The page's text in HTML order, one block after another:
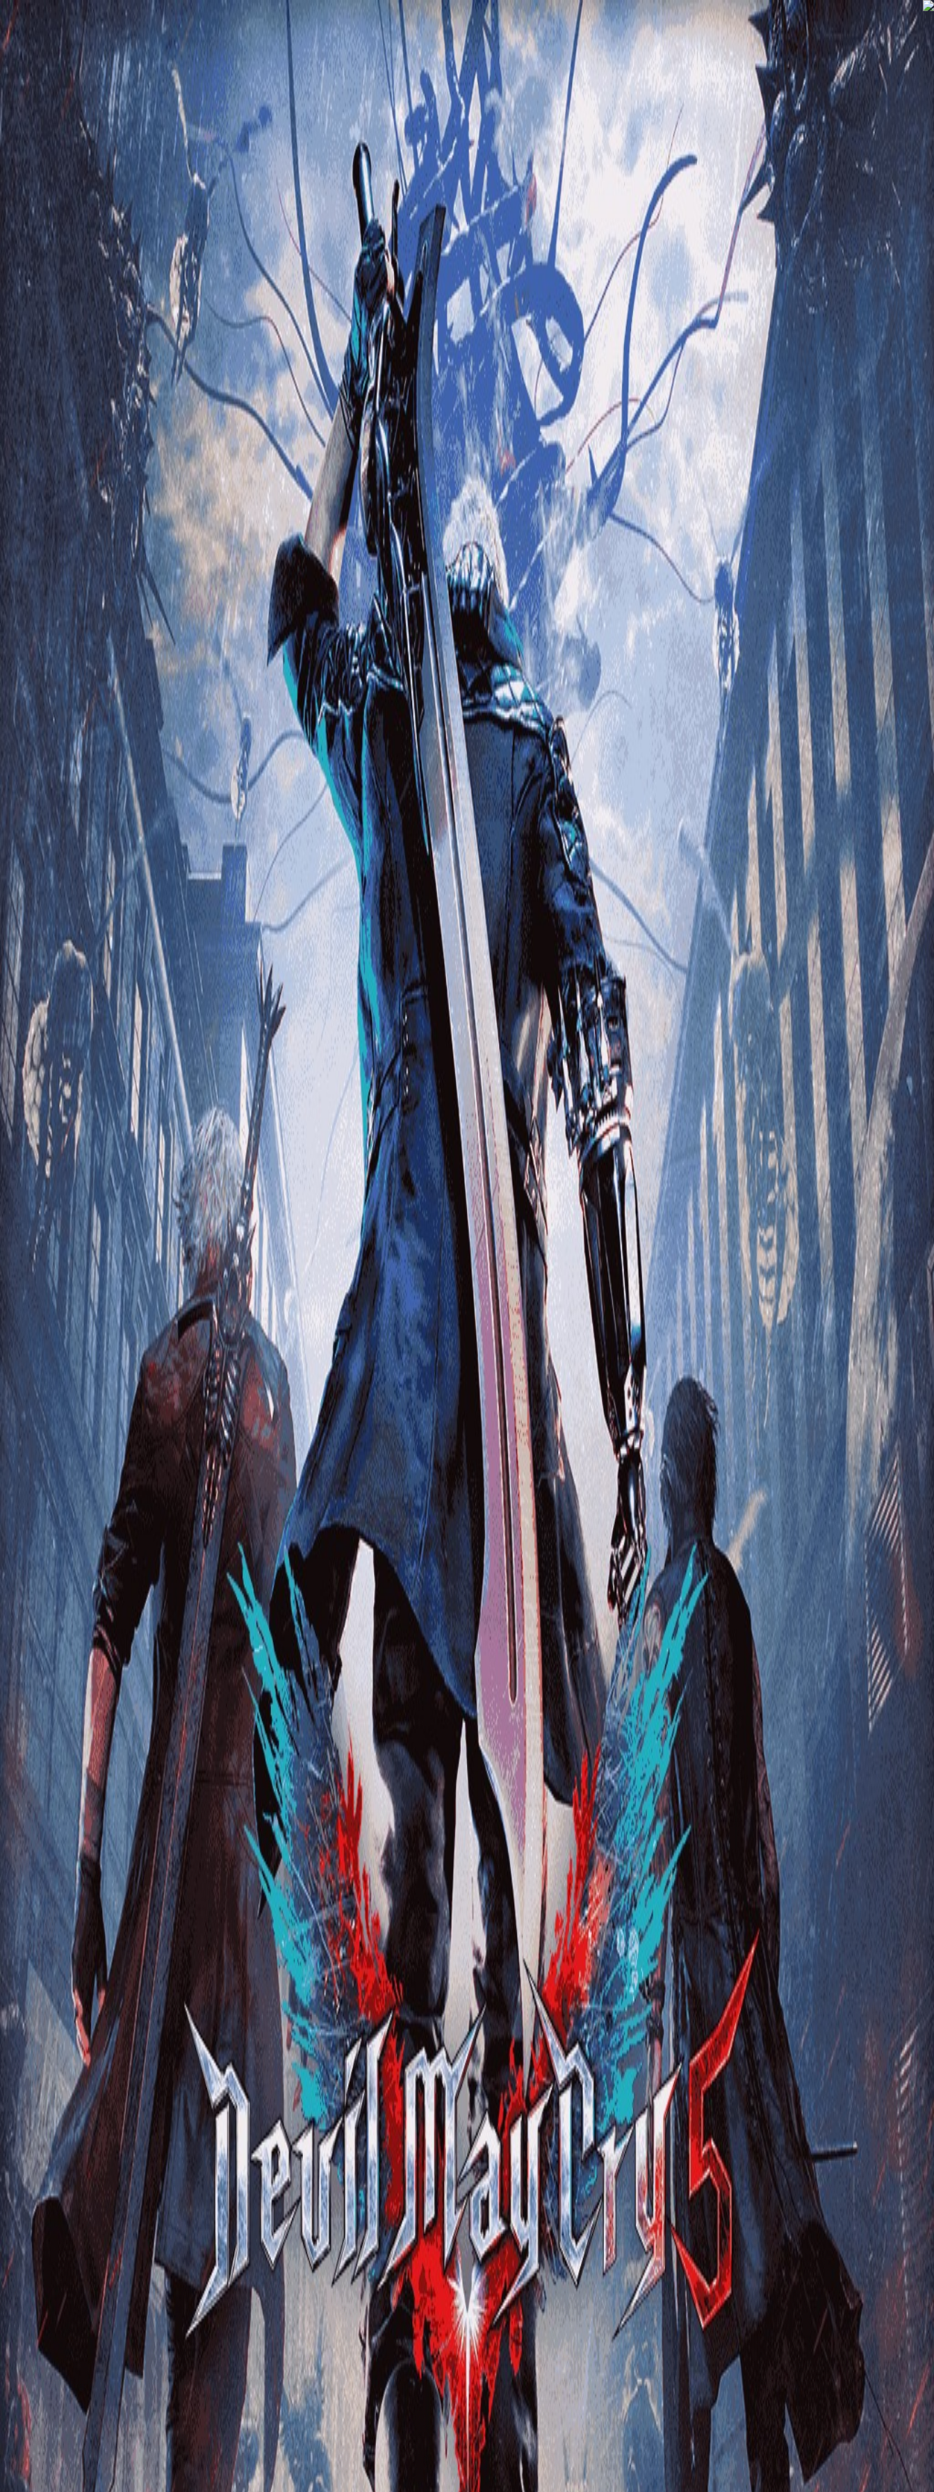
مطالب آموزشی
سوالات متداول
قوانین و مقررات
تماس با ما
درباره ما
به گیم استور خوش آمدید 👋
مرجع فروش بازی و گیفت کارت
جستجوی محصولات جستجو
ورود | ثبت‌نام
دسته‌بندی محصولات
پلاس قانونی